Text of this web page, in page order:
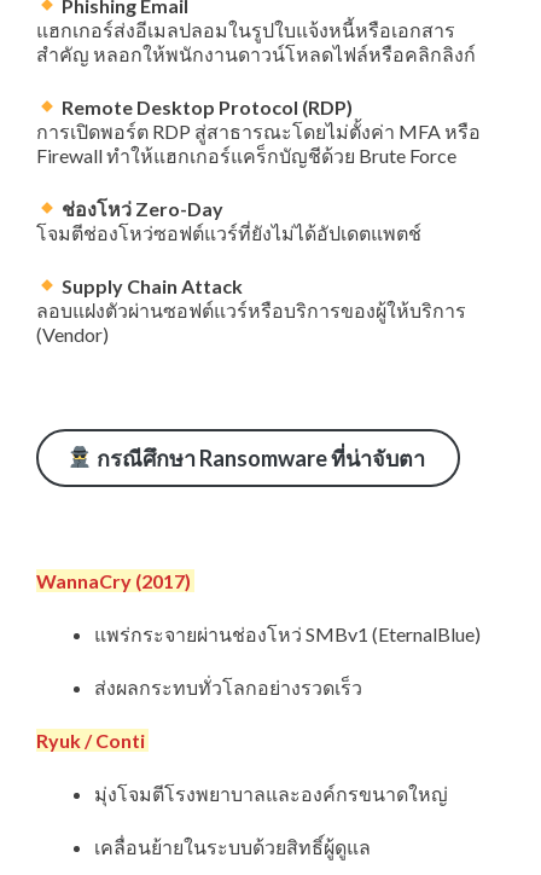
Phishing Email
แฮกเกอร์ส่งอีเมลปลอมในรูปใบแจ้งหนี้หรือเอกสาร
สำคัญ หลอกให้พนักงานดาวน์โหลดไฟล์หรือคลิกลิงก์
Remote Desktop Protocol (RDP)
การเปิดพอร์ต RDP สู่สาธารณะโดยไม่ตั้งค่า MFA หรือ
Firewall ทำให้แฮกเกอร์แคร็กบัญชีด้วย Brute Force
ช่องโหว่ Zero-Day
โจมตีช่องโหว่ซอฟต์แวร์ที่ยังไม่ได้อัปเดตแพตช์
Supply Chain Attack
ลอบแฝงตัวผ่านซอฟต์แวร์หรือบริการของผู้ให้บริการ
(Vendor)
กรณีศึกษา Ransomware ที่น่าจับตา
WannaCry (2017)
แพร่กระจายผ่านช่องโหว่ SMBv1 (EternalBlue)
ส่งผลกระทบทั่วโลกอย่างรวดเร็ว
Ryuk / Conti
มุ่งโจมตีโรงพยาบาลและองค์กรขนาดใหญ่
เคลื่อนย้ายในระบบด้วยสิทธิ์ผู้ดูแล